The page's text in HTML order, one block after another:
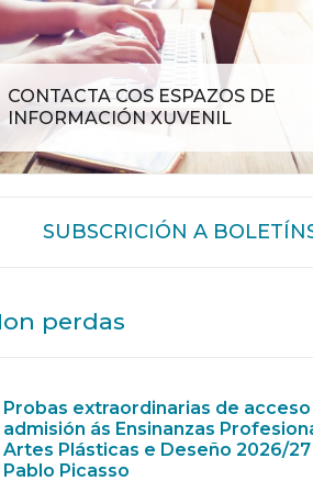
CONTACTA COS ESPAZOS DE
INFORMACIÓN XUVENIL
SUBSCRICIÓN A
perdas
Probas extraordinarias de acceso
admisión ás Ensinanzas
Artes Plásticas e Deseño 2026/27
Pablo Picasso